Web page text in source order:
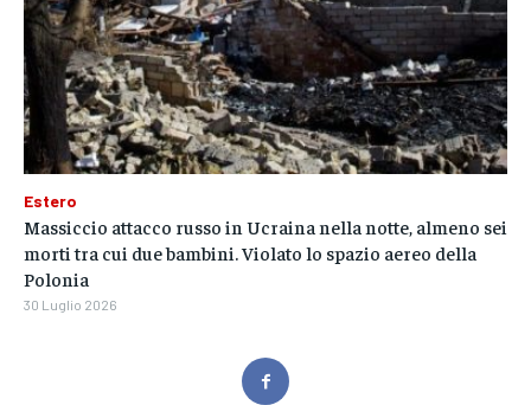
Estero
Massiccio attacco russo in Ucraina nella notte, almeno sei
morti tra cui due bambini. Violato lo spazio aereo della
Polonia
30 Luglio 2026